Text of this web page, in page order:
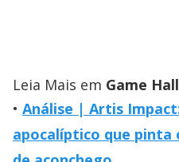
Leia Mais em Game Hall
Análise | Artis Impact:
apocalíptico que pinta